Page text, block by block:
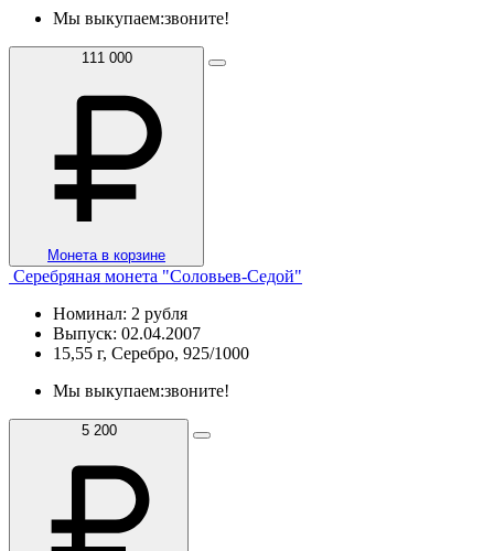
Мы выкупаем:звоните!
111 000
Монета в корзине
Серебряная монета "Соловьев-Седой"
Номинал: 2 рубля
Выпуск: 02.04.2007
15,55 г, Серебро, 925/1000
Мы выкупаем:звоните!
5 200